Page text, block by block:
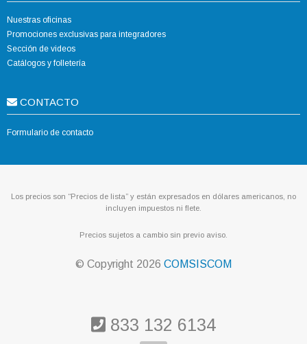
Nuestras oficinas
Promociones exclusivas para integradores
Sección de videos
Catálogos y folletería
CONTACTO
Formulario de contacto
Los precios son “Precios de lista” y están expresados en dólares americanos, no
incluyen impuestos ni flete.
Precios sujetos a cambio sin previo aviso.
© Copyright 2026 COMSISCOM
833 132 6134